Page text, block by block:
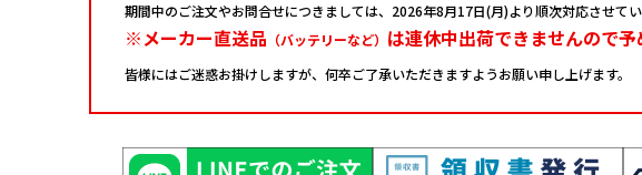
期間中のご注文やお問合せにつきましては、 2026年8月17日(月)より順次対応させてい
※メーカー直送品 （バッテリーなど） は連休中出荷できませんので予
皆様にはご迷惑お掛けしますが、何卒ご了承いただきますようお願い申し上げます。